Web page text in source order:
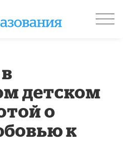
детском
о
к